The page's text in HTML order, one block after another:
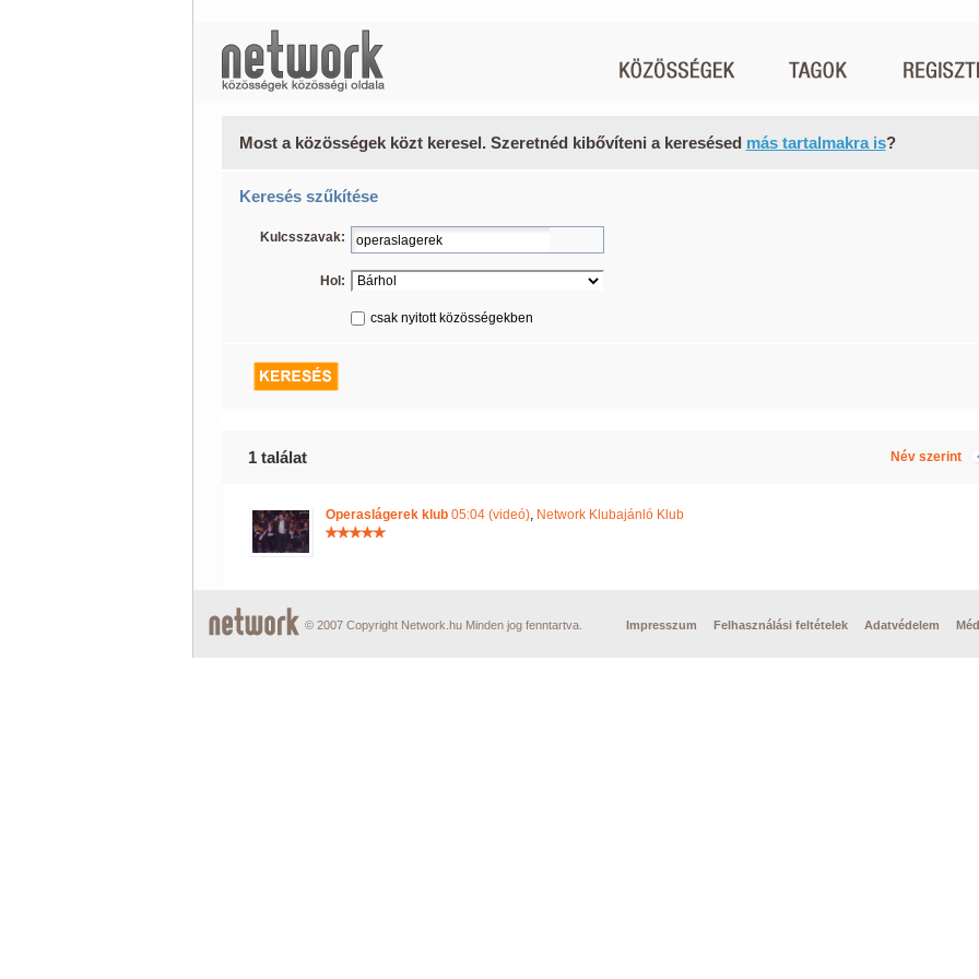
Most a közösségek közt keresel. Szeretnéd kibővíteni a keresésed más tartalmakra is?
Keresés szűkítése
Kulcsszavak:
Hol:
csak nyitott közösségekben
1 találat Név szerint
Operaslágerek klub05:04 (videó), Network Klubajánló Klub
© 2007 Copyright Network.hu Minden jog fenntartva. Impresszum Felhasználási feltételek Adatvédelem